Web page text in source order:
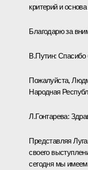
критерий и
Благодарю за
В.Путин: Спасибо
Пожалуйста,
Народная
Л.Гонтарева:
Представляя
своего
сегодня мы имеем